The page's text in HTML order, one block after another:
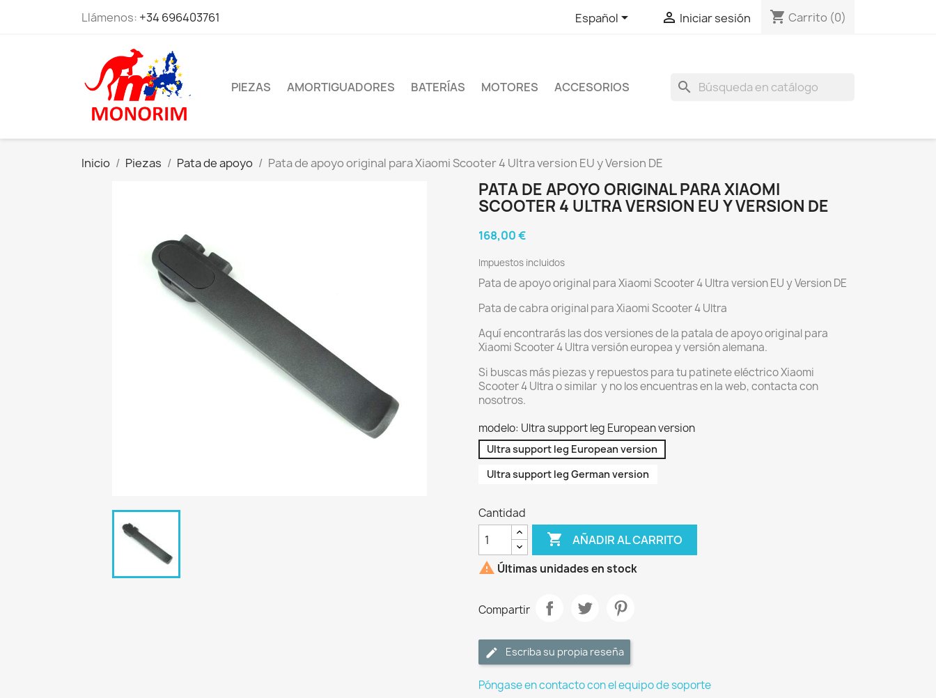
Llámenos: +34 696403761 Español  Iniciar sesión shopping_cart Carrito (0)
PIEZAS AMORTIGUADORES BATERÍAS MOTORES ACCESORIOS search
Inicio Piezas Pata de apoyo Pata de apoyo original para Xiaomi Scooter 4 Ultra version EU y Version DE
PATA DE APOYO ORIGINAL PARA XIAOMI
SCOOTER 4 ULTRA VERSION EU Y VERSION DE
168,00 €
Impuestos incluidos
Pata de apoyo original para Xiaomi Scooter 4 Ultra version EU y Version DE
Pata de cabra original para Xiaomi Scooter 4 Ultra
Aquí encontrarás las dos versiones de la patala de apoyo original para
Xiaomi Scooter 4 Ultra versión europea y versión alemana.
Si buscas más piezas y repuestos para tu patinete eléctrico Xiaomi
Scooter 4 Ultra o similar y no los encuentras en la web, contacta con
nosotros.
modelo: Ultra support leg European version
Ultra support leg European version
Ultra support leg German version
Cantidad
 AÑADIR AL CARRITO
 Últimas unidades en stock
Compartir
Escriba su propia reseña
Póngase en contacto con el equipo de soporte